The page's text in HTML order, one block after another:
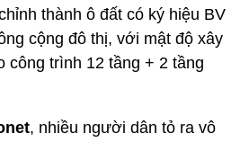
thành ô đất có ký hiệu BV
cộng đô thị, với mật độ xây
công trình 12 tầng + 2 tầng
, nhiều người dân tỏ ra vô